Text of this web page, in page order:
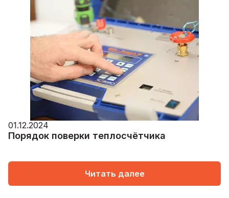
01.12.2024
Порядок поверки теплосчётчика
Читать далее